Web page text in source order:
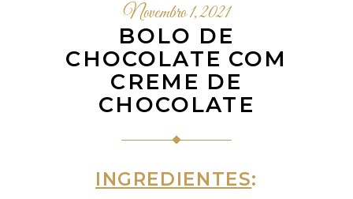
Novembro 1, 2021
BOLO DE
CHOCOLATE COM
CREME DE
CHOCOLATE
INGREDIENTES: